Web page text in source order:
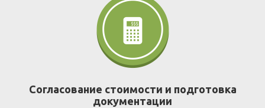
Согласование стоимости и подготовка
документации